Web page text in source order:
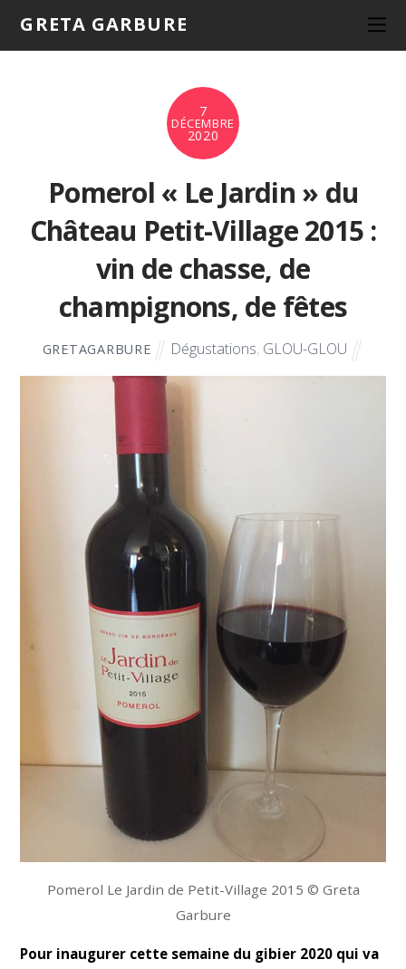
GRETA GARBURE
7
DÉCEMBRE
2020
Pomerol « Le Jardin » du
Château Petit-Village 2015 :
vin de chasse, de
champignons, de fêtes
GRETAGARBURE Dégustations, GLOU-GLOU
Pomerol Le Jardin de Petit-Village 2015 © Greta
Garbure
Pour inaugurer cette semaine du gibier 2020 qui va